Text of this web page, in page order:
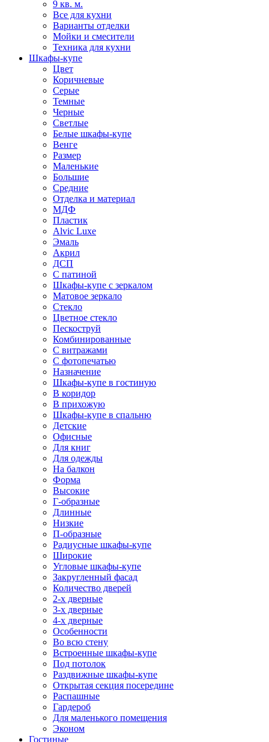
9 кв. м.
Все для кухни
Варианты отделки
Мойки и смесители
Техника для кухни
Шкафы-купе
Цвет
Коричневые
Серые
Темные
Черные
Светлые
Белые шкафы-купе
Венге
Размер
Маленькие
Большие
Средние
Отделка и материал
МДФ
Пластик
Alvic Luxe
Эмаль
Акрил
ДСП
С патиной
Шкафы-купе с зеркалом
Матовое зеркало
Стекло
Цветное стекло
Пескоструй
Комбинированные
С витражами
С фотопечатью
Назначение
Шкафы-купе в гостиную
В коридор
В прихожую
Шкафы-купе в спальню
Детские
Офисные
Для книг
Для одежды
На балкон
Форма
Высокие
Г-образные
Длинные
Низкие
П-образные
Радиусные шкафы-купе
Широкие
Угловые шкафы-купе
Закругленный фасад
Количество дверей
2-х дверные
3-х дверные
4-х дверные
Особенности
Во всю стену
Встроенные шкафы-купе
Под потолок
Раздвижные шкафы-купе
Открытая секция посередине
Распашные
Гардероб
Для маленького помещения
Эконом
Гостиные